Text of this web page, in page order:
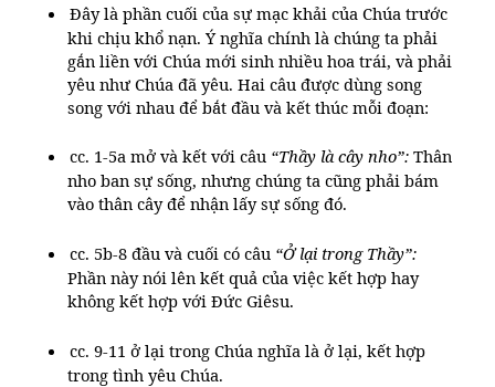
Đây là phần cuối của sự mạc khải của Chúa trước
khi chịu khổ nạn. Ý nghĩa chính là chúng ta phải
gắn liền với Chúa mới sinh nhiều hoa trái, và phải
yêu như Chúa đã yêu. Hai câu được dùng song
song với nhau để bắt đầu và kết thúc mỗi đoạn:
cc. 1-5a mở và kết với câu “Thầy là cây nho”:Thân
nho ban sự sống, nhưng chúng ta cũng phải bám
vào thân cây để nhận lấy sự sống đó.
cc. 5b-8 đầu và cuối có câu “Ở lại trong Thầy”:
Phần này nói lên kết quả của việc kết hợp hay
không kết hợp với Đức Giêsu.
cc. 9-11 ở lại trong Chúa nghĩa là ở lại, kết hợp
trong tình yêu Chúa.